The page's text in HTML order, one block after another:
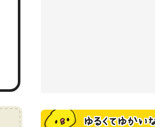
ゆるくてゆかい